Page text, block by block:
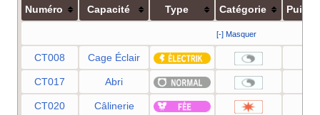
Numéro Capacité Type Catégorie
[-] Masquer
CT008 Cage Éclair
CT017 Abri
CT020 Câlinerie